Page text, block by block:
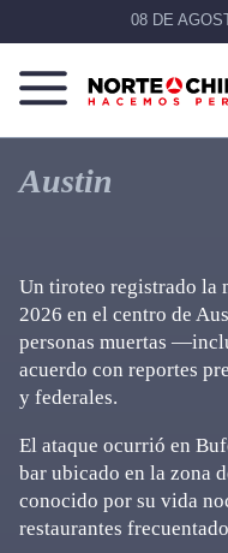
08 DE
Norte
De
Chihuahua
Más
que
noticias,
Austin
Un tiroteo registrado la
2026 en el centro de
personas muertas
acuerdo con reportes
y federales.
El ataque ocurrió en
bar ubicado en la zona
conocido por su vida
restaurantes